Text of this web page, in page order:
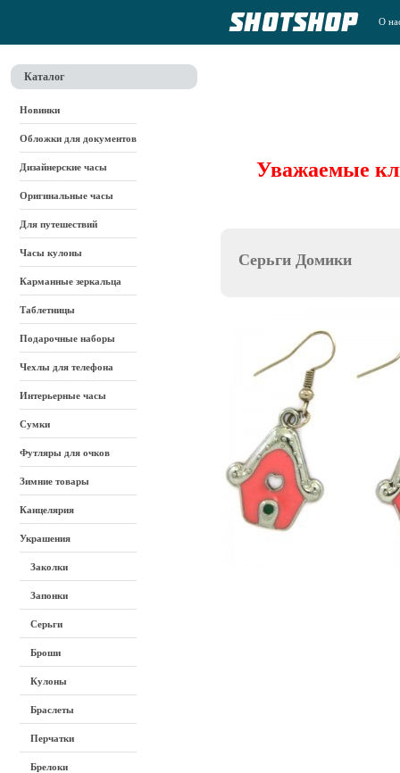
О
Каталог
Новинки
Обложки для документов
Дизайнерские часы
Оригинальные часы
Для путешествий
Часы кулоны
Карманные зеркальца
Таблетницы
Подарочные наборы
Чехлы для телефона
Интерьерные часы
Сумки
Футляры для очков
Зимние товары
Канцелярия
Украшения
Заколки
Запонки
Серьги
Броши
Кулоны
Браслеты
Перчатки
Брелоки
Уважаемые
Серьги Домики